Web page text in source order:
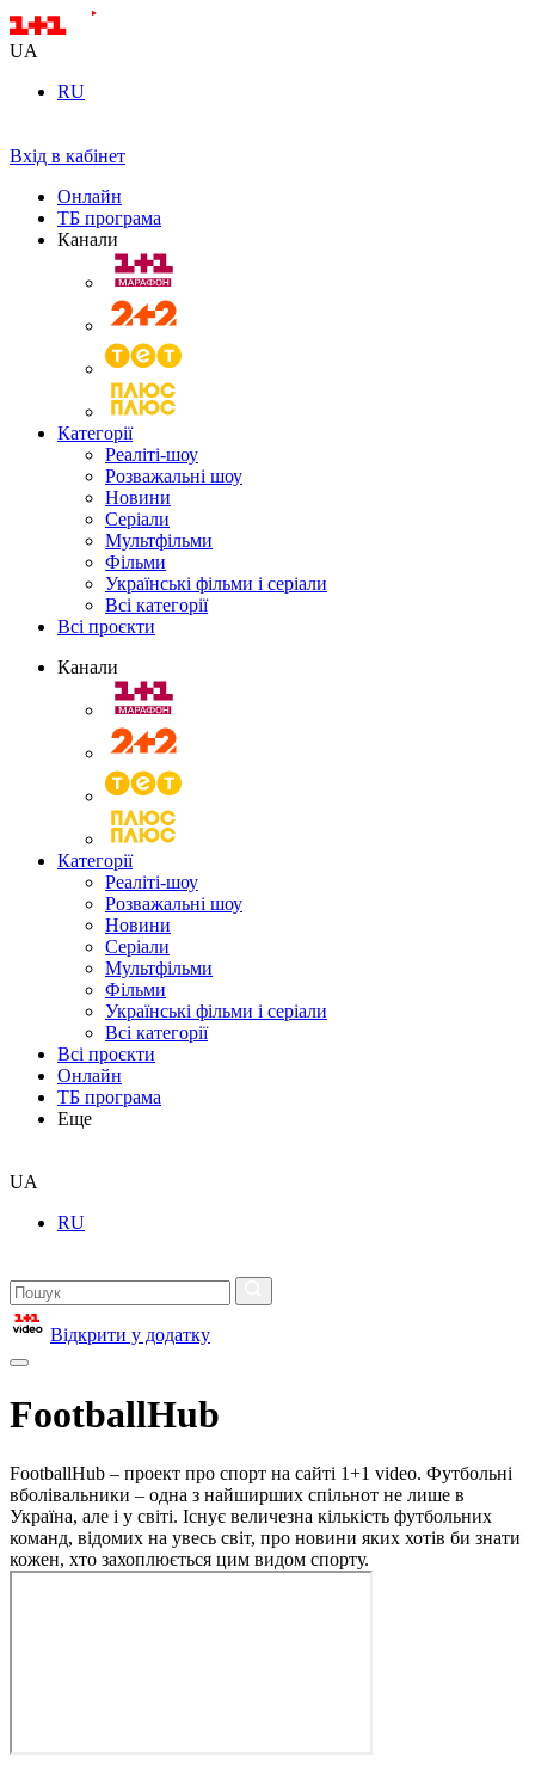
UA
RU
Вхід в кабінет
Онлайн
ТБ програма
Канали
Категорії
Реаліті-шоу
Розважальні шоу
Новини
Серіали
Мультфільми
Фільми
Українські фільми і серіали
Всі категорії
Всі проєкти
Канали
Категорії
Реаліті-шоу
Розважальні шоу
Новини
Серіали
Мультфільми
Фільми
Українські фільми і серіали
Всі категорії
Всі проєкти
Онлайн
ТБ програма
Еще
UA
RU
Відкрити у додатку
FootballHub
FootballHub – проект про спорт на сайті 1+1 video. Футбольні
вболівальники – одна з найширших спільнот не лише в
Україна, але і у світі. Існує величезна кількість футбольних
команд, відомих на увесь світ, про новини яких хотів би знати
кожен, хто захоплюється цим видом спорту.